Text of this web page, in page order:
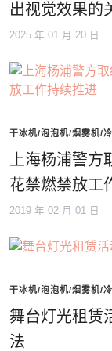
出视觉效果的
2025 年 01 月 20 日
干冰机/泡泡机/烟雾机/
上海杨浦警
花禁燃禁放工
2019 年 02 月 01 日
干冰机/泡泡机/烟雾机/
舞台灯光租赁
法